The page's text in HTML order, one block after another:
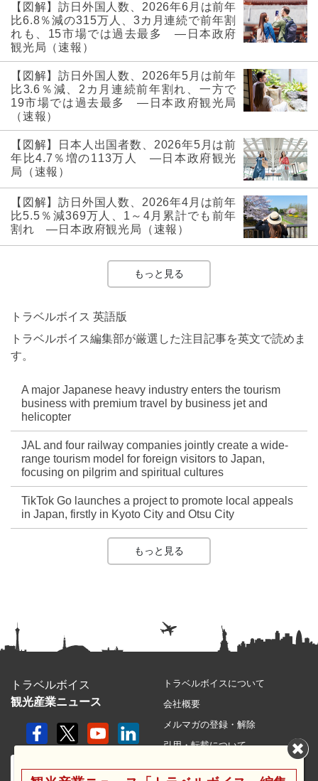
【図解】訪日外国人数、2026年6月は前年
比6.8％減の315万人、3カ月連続で前年割
れも、15市場では過去最多 ―日本政府
観光局（速報）
【図解】訪日外国人数、2026年5月は前年
比3.6％減、2カ月連続前年割れ、一方で
19市場では過去最多 ―日本政府観光局
（速報）
【図解】日本人出国者数、2026年5月は前
年比4.7％増の113万人 ―日本政府観光
局（速報）
【図解】訪日外国人数、2026年4月は前年
比5.5％減369万人、1～4月累計でも前年
割れ ―日本政府観光局（速報）
もっと見る
トラベルボイス 英語版
トラベルボイス編集部が厳選した注目記事を英文で読めま
す。
A major Japanese heavy industry enters the tourism
business with premium travel by business jet and
helicopter
JAL and four railway companies jointly create a wide-
range tourism model for foreign visitors to Japan,
focusing on pilgrim and spiritual cultures
TikTok Go launches a project to promote local appeals
in Japan, firstly in Kyoto City and Otsu City
もっと見る
トラベルボイス
観光産業ニュース
トラベルボイスについて
会社概要
メルマガの登録・解除
引用・転載について